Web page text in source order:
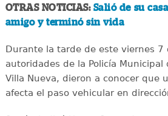
OTRAS NOTICIAS: Salió de su
amigo y terminó sin vida
Durante la tarde de este viernes 7
autoridades de la Policía Municipal
Villa Nueva, dieron a conocer que
afecta el paso vehicular en